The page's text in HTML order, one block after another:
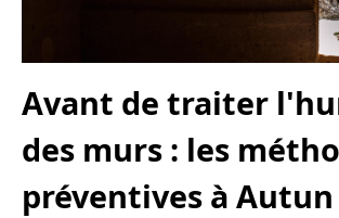
Avant de traiter
des murs : les
préventives à Autun